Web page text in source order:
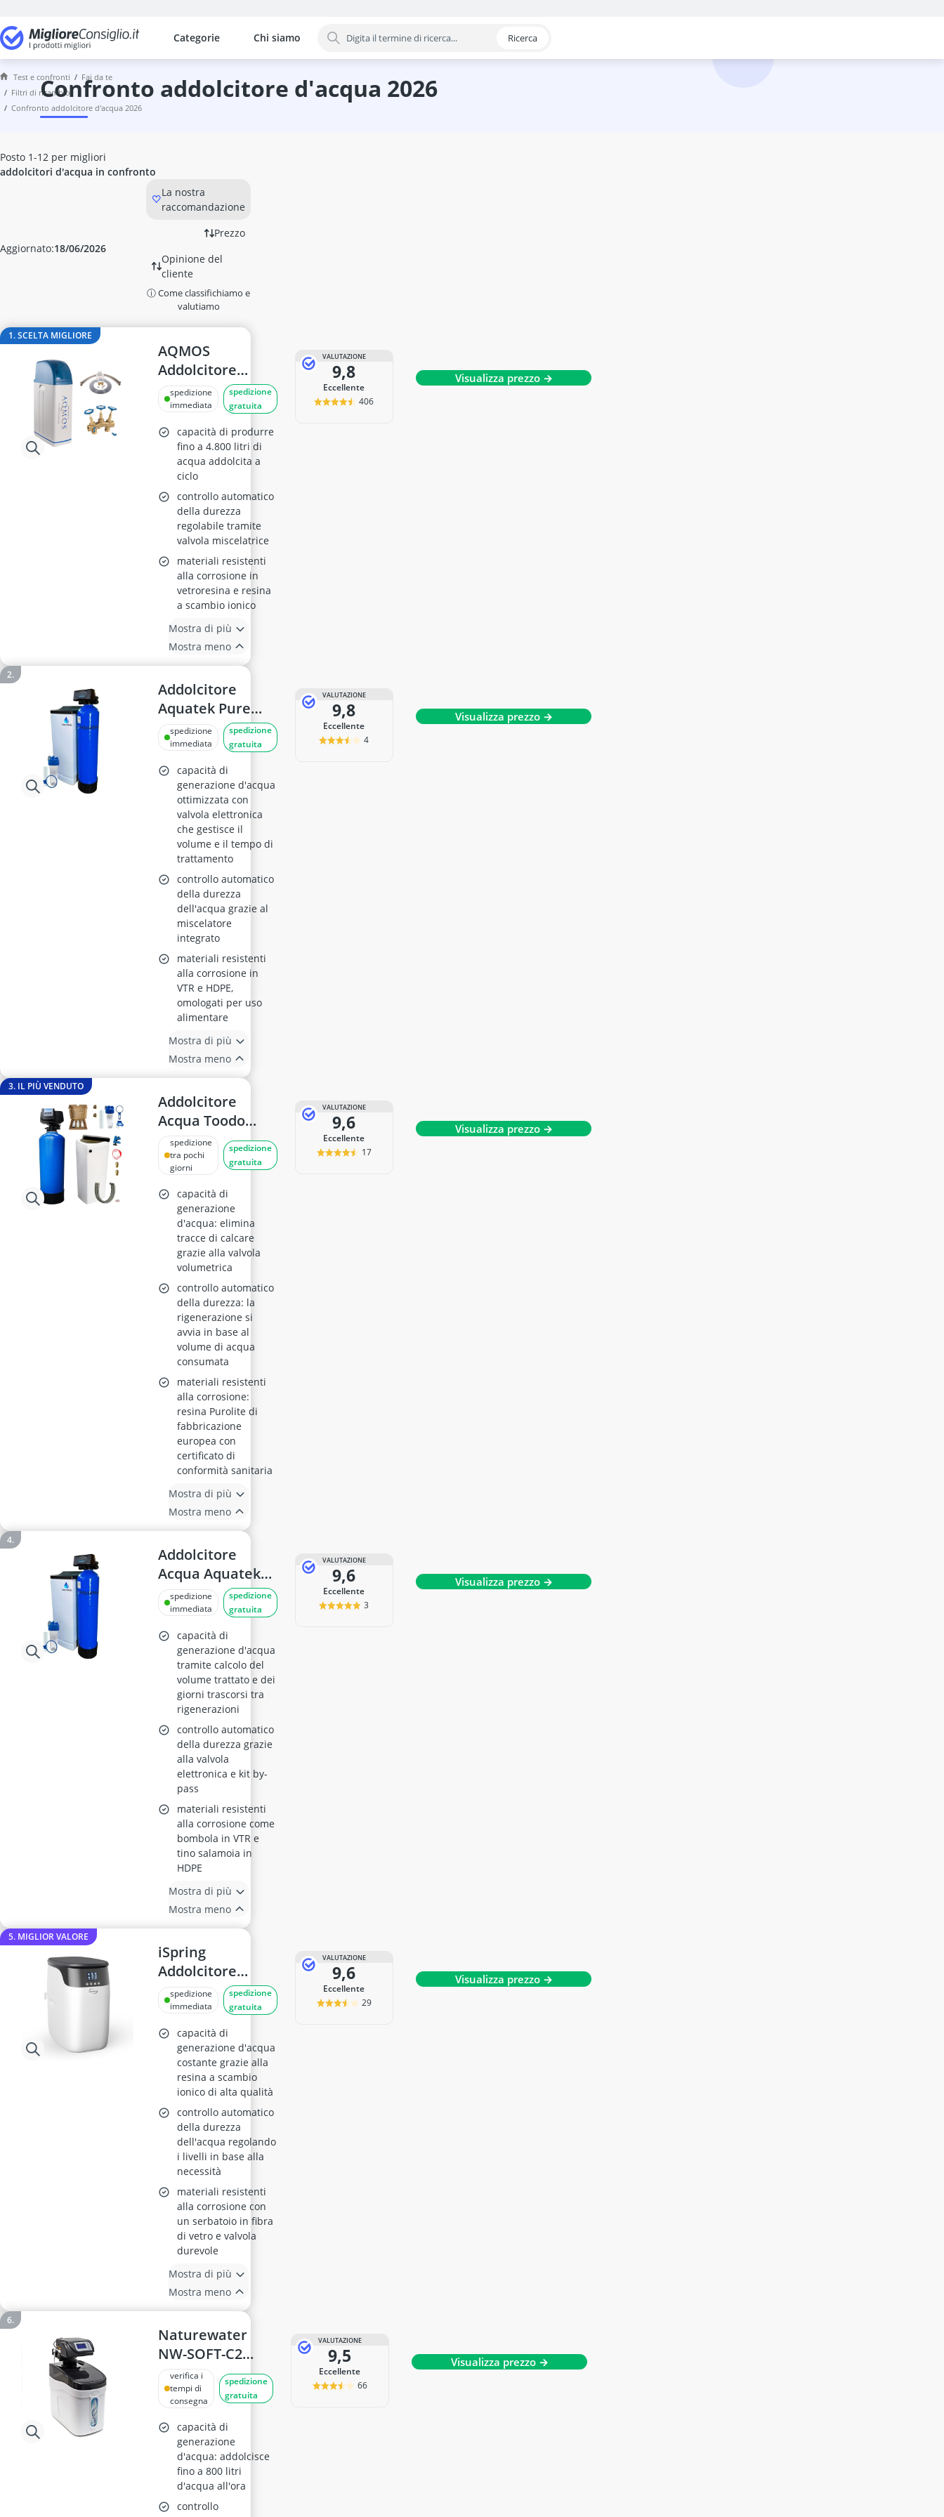
Categorie
I confronti più popolari per categoria
Fai da te
accessori per compressore
Accessori per utensile multifunzione
affilacoltelli Fiskars
Affilapunte
allarme casa
allarme con telecamera
allarme finto
allarme per camper
alzalastre per cartongesso
ancorante chimico
Anemometro
Anticalcare per lavatrici
Applicazione contacalorie
Chi siamo Ricerca
Test e confronti
fai da te
filtri di ricambio
confronto addolcitore d'acqua 2026
confronto addolcitore d'acqua 2026
Aggiornato:18/06/2026
Posto 1-12 per migliori
addolcitori d'acqua in confronto
La nostra
raccomandazione
Prezzo
Opinione del
cliente
ⓘ Come classifichiamo e
valutiamo
1. SCELTA MIGLIORE
AQMOS
Addolcitore
d'Acqua R2D2-48
spedizione
immediata
spedizione
gratuita
capacità di produrre
fino a 4.800 litri di
acqua addolcita a
ciclo
controllo automatico
della durezza
regolabile tramite
valvola miscelatrice
materiali resistenti
alla corrosione in
vetroresina e resina
a scambio ionico
Mostra di più
Mostra meno
VALUTAZIONE
9,8
Eccellente
406
Visualizza prezzo →
Addolcitore
Aquatek Pure
Wave 40L
Automatico
spedizione
immediata
spedizione
gratuita
capacità di
generazione d'acqua
ottimizzata con
valvola elettronica
che gestisce il
volume e il tempo di
trattamento
controllo automatico
della durezza
dell'acqua grazie al
miscelatore
integrato
materiali resistenti
alla corrosione in
VTR e HDPE,
omologati per uso
alimentare
Mostra di più
Mostra meno
VALUTAZIONE
9,8
Eccellente
4
Visualizza prezzo →
3. IL PIÙ VENDUTO
Addolcitore
Acqua Toodo
Fleck 5600 SXT
30L
spedizione
tra pochi
giorni
spedizione
gratuita
capacità di
generazione
d'acqua: elimina
tracce di calcare
grazie alla valvola
volumetrica
controllo automatico
della durezza: la
rigenerazione si
avvia in base al
volume di acqua
consumata
materiali resistenti
alla corrosione:
resina Purolite di
fabbricazione
europea con
certificato di
conformità sanitaria
Mostra di più
Mostra meno
VALUTAZIONE
9,6
Eccellente
17
Visualizza prezzo →
Addolcitore
Acqua Aquatek
Pure Wave 25L
Automatico
spedizione
immediata
spedizione
gratuita
capacità di
generazione d'acqua
tramite calcolo del
volume trattato e dei
giorni trascorsi tra
rigenerazioni
controllo automatico
della durezza grazie
alla valvola
elettronica e kit by-
pass
materiali resistenti
alla corrosione come
bombola in VTR e
tino salamoia in
HDPE
Mostra di più
Mostra meno
VALUTAZIONE
9,6
Eccellente
3
Visualizza prezzo →
5. MIGLIOR VALORE
iSpring
Addolcitore
d'Acqua
WCS15KG-E
spedizione
immediata
spedizione
gratuita
capacità di
generazione d'acqua
costante grazie alla
resina a scambio
ionico di alta qualità
controllo automatico
della durezza
dell'acqua regolando
i livelli in base alla
necessità
materiali resistenti
alla corrosione con
un serbatoio in fibra
di vetro e valvola
durevole
Mostra di più
Mostra meno
VALUTAZIONE
9,6
Eccellente
29
Visualizza prezzo →
Naturewater
NW-SOFT-C2
Addolcitore
d'Acqua 800 l/h
verifica i
tempi di
consegna
spedizione
gratuita
capacità di
generazione
d'acqua: addolcisce
fino a 800 litri
d'acqua all'ora
controllo
VALUTAZIONE
9,5
Eccellente
66
Visualizza prezzo →